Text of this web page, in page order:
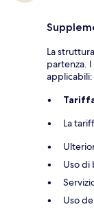
La
partenza.
applicabili:
La
Uso di
Uso